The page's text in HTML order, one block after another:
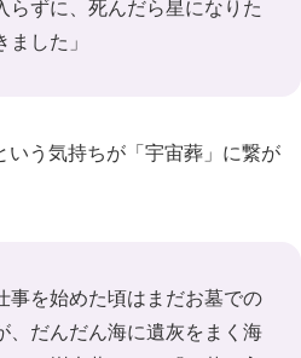
らずに、死んだら星になりた
した」
う気持ちが「宇宙葬」に繋が
事を始めた頃はまだお墓での
、だんだん海に遺灰をまく海